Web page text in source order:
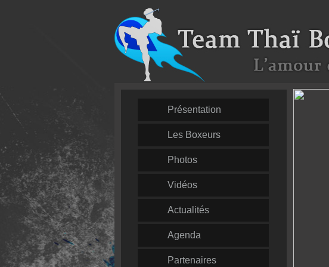
Présentation
Les Boxeurs
Photos
Vidéos
Actualités
Agenda
Partenaires